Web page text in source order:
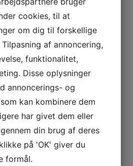
og tilbehør
og -spande
hygiejne
og klude
/ Brugte maskiner
og tilbud
cookies, til at
om dig til forskellige
af annoncering,
funktionalitet,
Disse oplysninger
annoncerings- og
kan kombinere dem
har givet dem eller
din brug af deres
på 'OK' giver du
formål.